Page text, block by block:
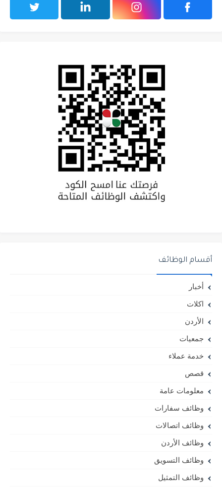
أقسام الوظائف
أخبار
اكلات
الأردن
جمعيات
خدمة عملاء
قصص
معلومات عامة
وظائف سفارات
وظائف اتصالات
وظائف الأردن
وظائف التسويق
وظائف التمثيل